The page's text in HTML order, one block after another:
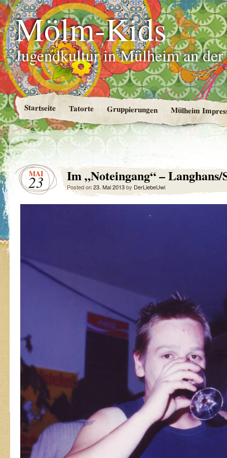
Mölm-Kids
Jugendkultur in Mülheim an
Startseite Tatorte Gruppierungen Mülheim
MAI
23 Im „Noteingang“ –
Posted on23. Mai 2013by DerLiebeUwi